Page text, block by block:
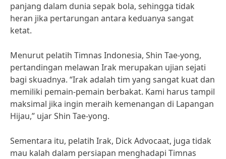
panjang dalam dunia sepak bola, sehingga tidak
heran jika pertarungan antara keduanya sangat
ketat.
Menurut pelatih Timnas Indonesia, Shin Tae-yong,
pertandingan melawan Irak merupakan ujian sejati
bagi skuadnya. “Irak adalah tim yang sangat kuat dan
memiliki pemain-pemain berbakat. Kami harus tampil
maksimal jika ingin meraih kemenangan di Lapangan
Hijau,” ujar Shin Tae-yong.
Sementara itu, pelatih Irak, Dick Advocaat, juga tidak
mau kalah dalam persiapan menghadapi Timnas